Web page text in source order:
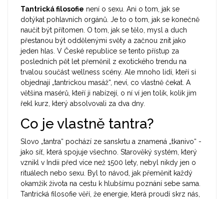
Tantrická filosofie není o sexu. Ani o tom, jak se
dotýkat pohlavních orgánů. Je to o tom, jak se konečně
naučit být přítomen. O tom, jak se tělo, mysl a duch
přestanou být oddělenými světy a začnou znít jako
jeden hlas. V České republice se tento přístup za
posledních pět let přeměnil z exotického trendu na
trvalou součást wellness scény. Ale mnoho lidí, kteří si
objednají „tantrickou masáž“, neví, co vlastně čekat. A
většina masérů, kteří ji nabízejí, o ní ví jen tolik, kolik jim
řekl kurz, který absolvovali za dva dny.
Co je vlastně tantra?
Slovo „tantra“ pochází ze sanskrtu a znamená „tkanivo“ -
jako síť, která spojuje všechno. Starověký systém, který
vznikl v Indii před více než 1500 lety, nebyl nikdy jen o
rituálech nebo sexu. Byl to návod, jak přeměnit každý
okamžik života na cestu k hlubšímu poznání sebe sama.
Tantrická filosofie věří, že energie, která proudí skrz nás,